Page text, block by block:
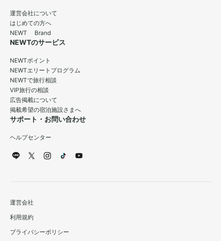
運営会社について
はじめての方へ
NEWT Brand
NEWTのサービス
NEWTポイント
NEWTエリートプログラム
NEWTで旅行相談
VIP旅行の相談
広告掲載について
掲載希望の宿泊施設さまへ
サポート・お問い合わせ
ヘルプセンター
運営会社
利用規約
プライバシーポリシー